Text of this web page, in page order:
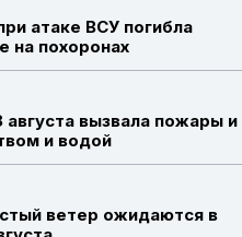
атаке ВСУ погибла
на похоронах
августа вызвала пожары и
и водой
ветер ожидаются в